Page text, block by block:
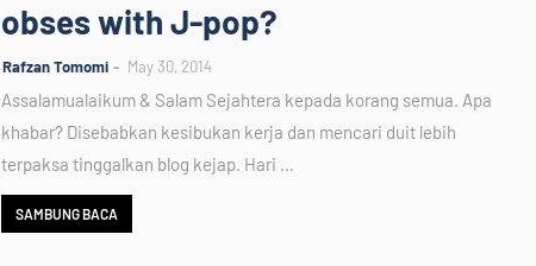
obses with J-pop?
Rafzan Tomomi May 30, 2014
Assalamualaikum & Salam Sejahtera kepada korang semua. Apa
khabar? Disebabkan kesibukan kerja dan mencari duit lebih
terpaksa tinggalkan blog kejap. Hari …
SAMBUNG BACA